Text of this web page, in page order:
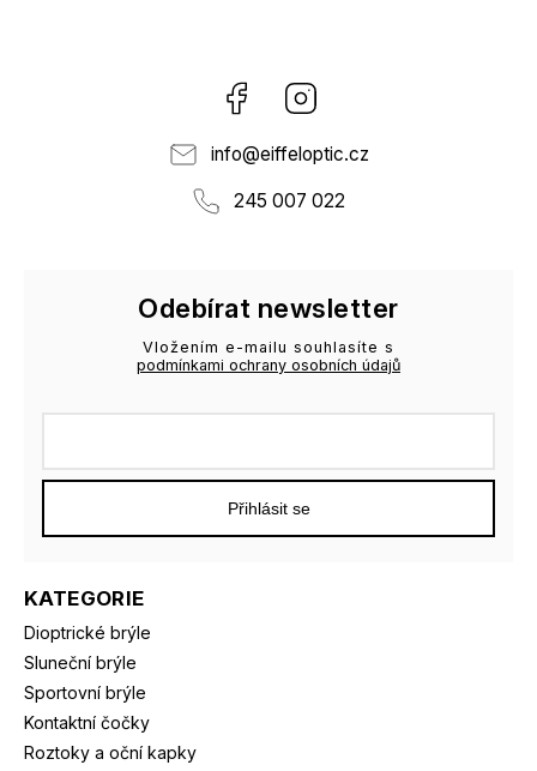
Facebook
info@eiffeloptic.cz
245 007 022
KATEGORIE
Dioptrické brýle
Sluneční brýle
Sportovní brýle
Kontaktní čočky
Roztoky a oční kapky
Odebírat newsletter
Vložením e-mailu souhlasíte s
podmínkami ochrany osobních údajů
Přihlásit se